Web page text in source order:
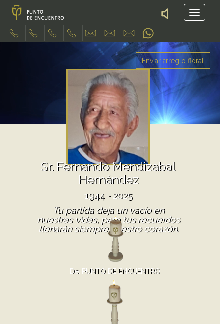
Enviar arreglo floral
Sr. Fernando Mendizabal
Hernández
1944 - 2025
Tu partida deja un vacío en
nuestras vidas, pero tus recuerdos
llenarán siempre nuestro corazón.
De: PUNTO DE ENCUENTRO